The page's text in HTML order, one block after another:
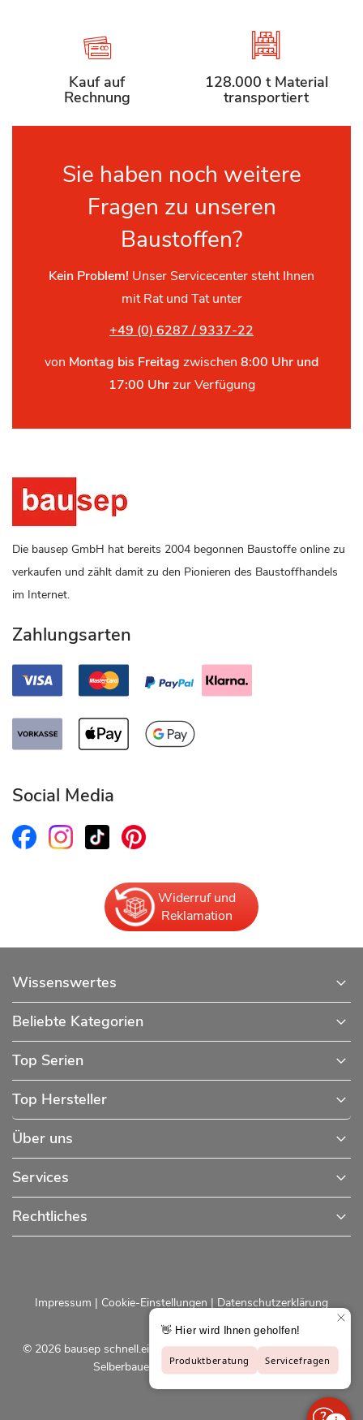
Kauf auf
Rechnung
128.000 t Material
transportiert
Sie haben noch weitere
Fragen zu unseren
Baustoffen?
Kein Problem! Unser Servicecenter steht Ihnen
mit Rat und Tat unter
+49 (0) 6287 / 9337-22
von Montag bis Freitag zwischen 8:00 Uhr und
17:00 Uhrzur Verfügung
Die bausep GmbH hat bereits 2004 begonnen Baustoffe online zu
verkaufen und zählt damit zu den Pionieren des Baustoffhandels
im Internet.
Zahlungsarten
Social Media
Widerruf und
Reklamation
Wissenswertes
Beliebte Kategorien
Top Serien
Top Hersteller
Über uns
Services
Rechtliches
© 2026 bausep schnell.einfach.preiswert - Baustoffe online für
Selberbauer und Profis | bausep.de
Impressum | Cookie-Einstellungen | Datenschutzerklärung